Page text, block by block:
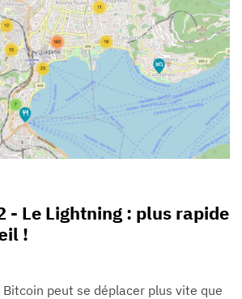
- Le Lightning : plus rapide
!
Bitcoin peut se déplacer plus vite que